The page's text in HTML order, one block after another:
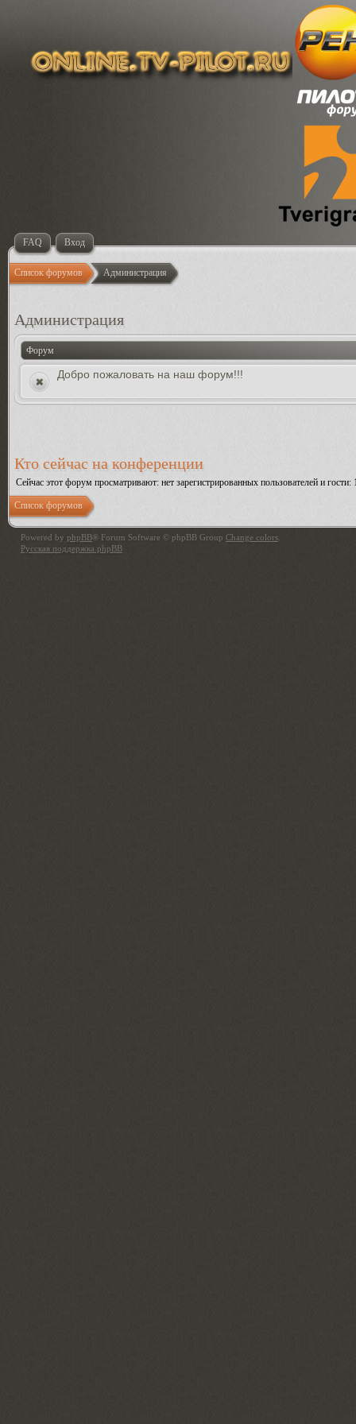
FAQ Вход
Список форумов Администрация
Администрация
Форум
Добро пожаловать на наш форум!!!
Кто сейчас на конференции
Сейчас этот форум просматривают: нет зарегистрированных пользователей и гости:
Список форумов
Powered by phpBB® Forum Software © phpBB Group Change colors
Русская поддержка phpBB